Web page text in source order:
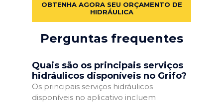
OBTENHA AGORA SEU ORÇAMENTO DE
HIDRÁULICA
Perguntas frequentes
Quais são os principais serviços
hidráulicos disponíveis no Grifo?
Os principais serviços hidráulicos
disponíveis no aplicativo incluem